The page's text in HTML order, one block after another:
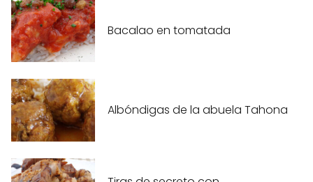
Bacalao en tomatada
Albóndigas de la abuela Tahona